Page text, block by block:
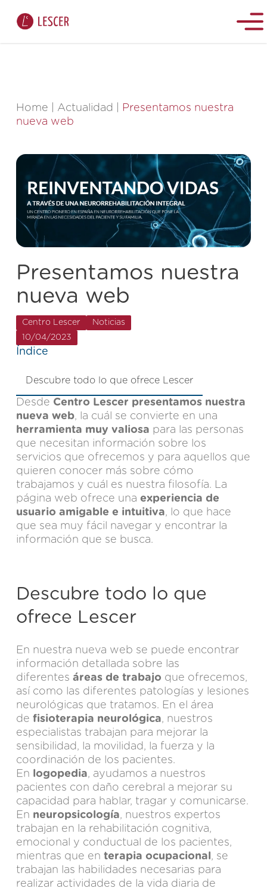
Home Actualidad
Presentamos nuestra
nueva web
Presentamos nuestra
nueva web
Centro Lescer
Noticias
10/04/2023
Desde Centro Lescer presentamos nuestra
nueva web, la cuál se convierte en una
herramienta muy valiosa para las personas
que necesitan información sobre los
servicios que ofrecemos y para aquellos que
quieren conocer más sobre cómo
trabajamos y cuál es nuestra filosofía. La
página web ofrece una experiencia de
usuario amigable e intuitiva, lo que hace
que sea muy fácil navegar y encontrar la
información que se busca.
Descubre todo lo que
ofrece Lescer
En nuestra nueva web se puede encontrar
información detallada sobre las
diferentes áreas de trabajo que ofrecemos,
así como las diferentes patologías y lesiones
neurológicas que tratamos. En el área
de fisioterapia neurológica, nuestros
especialistas trabajan para mejorar la
sensibilidad, la movilidad, la fuerza y la
coordinación de los pacientes.
En logopedia, ayudamos a nuestros
pacientes con daño cerebral a mejorar su
capacidad para hablar, tragar y comunicarse.
En neuropsicología, nuestros expertos
trabajan en la rehabilitación cognitiva,
emocional y conductual de los pacientes,
mientras que en terapia ocupacional, se
trabajan las habilidades necesarias para
realizar actividades de la vida diaria de
Índice
Descubre todo lo que ofrece Lescer